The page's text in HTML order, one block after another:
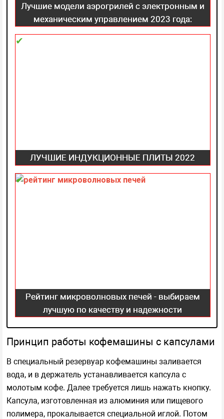
Лучшие модели аэрогрилей с электронным и
механическим управлением 2023 года:
критерии выбора, какого производителя
ЛУЧШИЕ ИНДУКЦИОННЫЕ ПЛИТЫ 2022
Рейтинг микроволновых печей - выбираем
лучшую по качеству и надежности
Принцип работы кофемашины с капсулами
В специальный резервуар кофемашины заливается
вода, и в держатель устанавливается капсула с
молотым кофе. Далее требуется лишь нажать кнопку.
Капсула, изготовленная из алюминия или пищевого
полимера, прокалывается специальной иглой. Потом